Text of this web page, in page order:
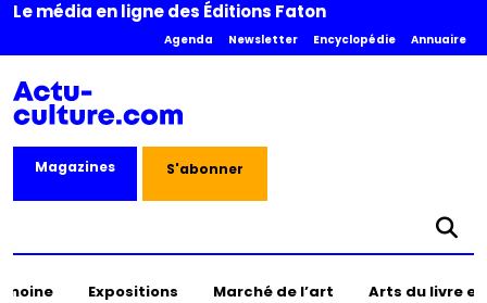
Le média en ligne des Éditions Faton
Agenda Newsletter Encyclopédie Annuaire
Magazines S'abonner
Expositions Marché de l’art Arts du livre